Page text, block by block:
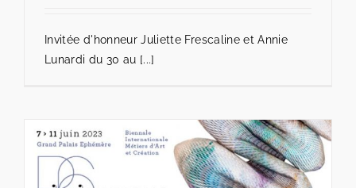
Invitée d'honneur Juliette Frescaline et Annie
Lunardi du 30 au [...]